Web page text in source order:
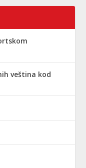
veština kod